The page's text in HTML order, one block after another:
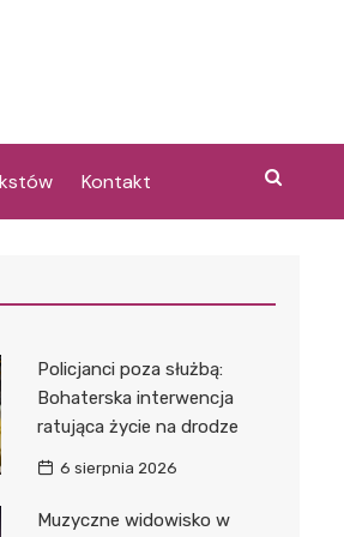
Kontakt
Policjanci poza służbą:
Bohaterska interwencja
ratująca życie na drodze
6 sierpnia 2026
Muzyczne widowisko w